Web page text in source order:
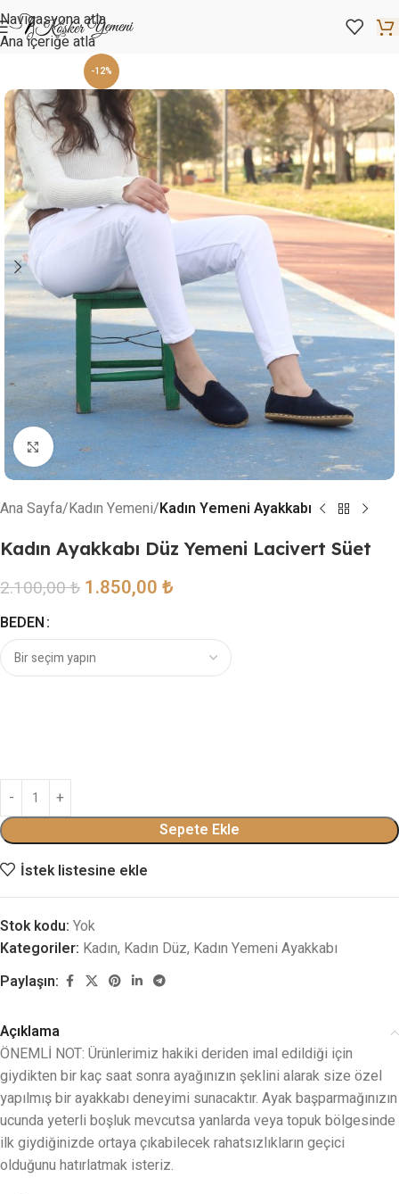
Navigasyona atla
Ana içeriğe atla
-12%
Resmi büyütmek için tıklayın
Ana Sayfa Kadın Yemeni Kadın Yemeni Ayakkabı
Kadın Ayakkabı Düz Yemeni Lacivert Süet
2.100,00₺ 1.850,00₺
BEDEN
Sepete Ekle
İstek listesine ekle
Stok kodu: Yok
Kategoriler: Kadın, Kadın Düz, Kadın Yemeni Ayakkabı
Paylaşın:
Açıklama
ÖNEMLİ NOT: Ürünlerimiz hakiki deriden imal edildiği için
giydikten bir kaç saat sonra ayağınızın şeklini alarak size özel
yapılmış bir ayakkabı deneyimi sunacaktır. Ayak başparmağınızın
ucunda yeterli boşluk mevcutsa yanlarda veya topuk bölgesinde
ilk giydiğinizde ortaya çıkabilecek rahatsızlıkların geçici
olduğunu hatırlatmak isteriz.